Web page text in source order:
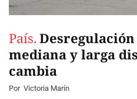
País.
mediana y larga
cambia
Por Victoria Marín